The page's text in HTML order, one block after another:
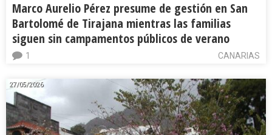
Marco Aurelio Pérez presume de gestión en San
Bartolomé de Tirajana mientras las familias
siguen sin campamentos públicos de verano
CANARIAS
1
27/05/2026